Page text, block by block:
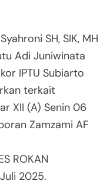
SH, SIK, MH
Adi Juniwinata
IPTU Subiarto
terkait
XII (A) Senin 06
Zamzami AF
ROKAN
2025.